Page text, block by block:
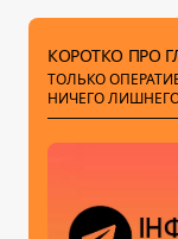
КОРОТКО ПРО
ТОЛЬКО
НИЧЕГО